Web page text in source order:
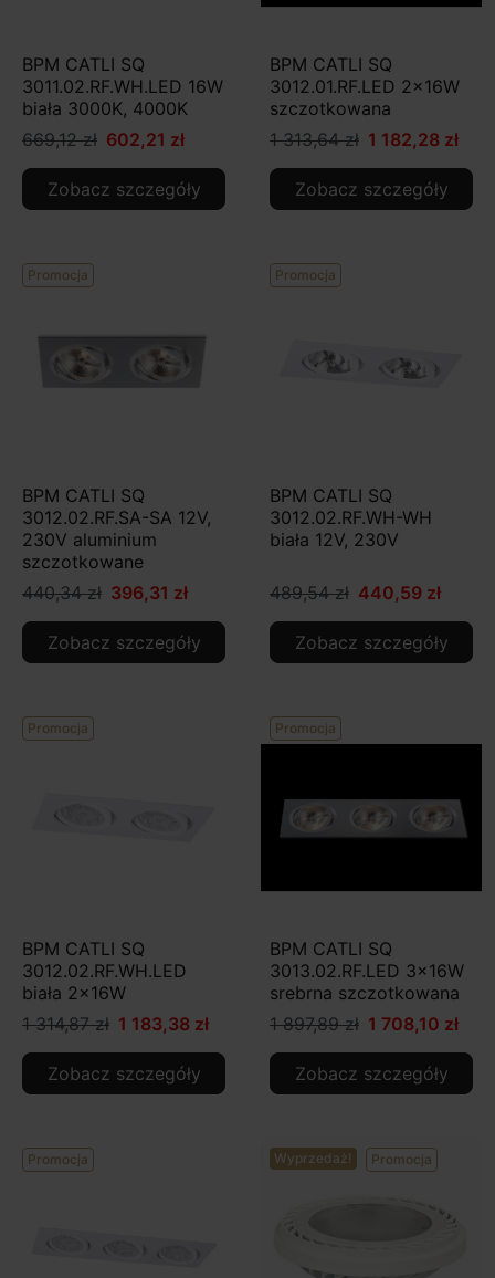
BPM CATLI SQ
3011.02.RF.WH.LED 16W
biała 3000K, 4000K
669,12 zł 602,21 zł
Zobacz szczegóły
BPM CATLI SQ
3012.01.RF.LED 2x16W
szczotkowana
1 313,64 zł 1 182,28 zł
Zobacz szczegóły
Promocja
BPM CATLI SQ
3012.02.RF.SA-SA 12V,
230V aluminium
szczotkowane
440,34 zł 396,31 zł
Zobacz szczegóły
Promocja
BPM CATLI SQ
3012.02.RF.WH-WH
biała 12V, 230V
489,54 zł 440,59 zł
Zobacz szczegóły
Promocja
BPM CATLI SQ
3012.02.RF.WH.LED
biała 2x16W
1 314,87 zł 1 183,38 zł
Zobacz szczegóły
Promocja
BPM CATLI SQ
3013.02.RF.LED 3x16W
srebrna szczotkowana
1 897,89 zł 1 708,10 zł
Zobacz szczegóły
Promocja Wyprzedaż! Promocja